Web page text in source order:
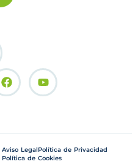
Aviso LegalPolítica de Privacidad
Política de Cookies